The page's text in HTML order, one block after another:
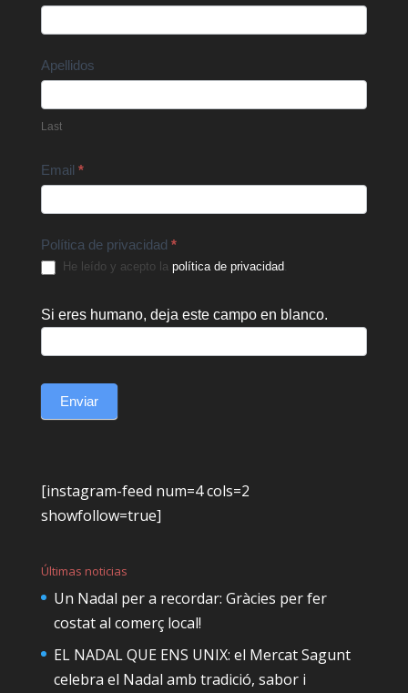
Apellidos
Last
Email *
Política de privacidad *
He leído y acepto la política de privacidad.
Si eres humano, deja este campo en blanco.
Enviar
[instagram-feed num=4 cols=2
showfollow=true]
Últimas noticias
Un Nadal per a recordar: Gràcies per fer
costat al comerç local!
EL NADAL QUE ENS UNIX: el Mercat Sagunt
celebra el Nadal amb tradició, sabor i